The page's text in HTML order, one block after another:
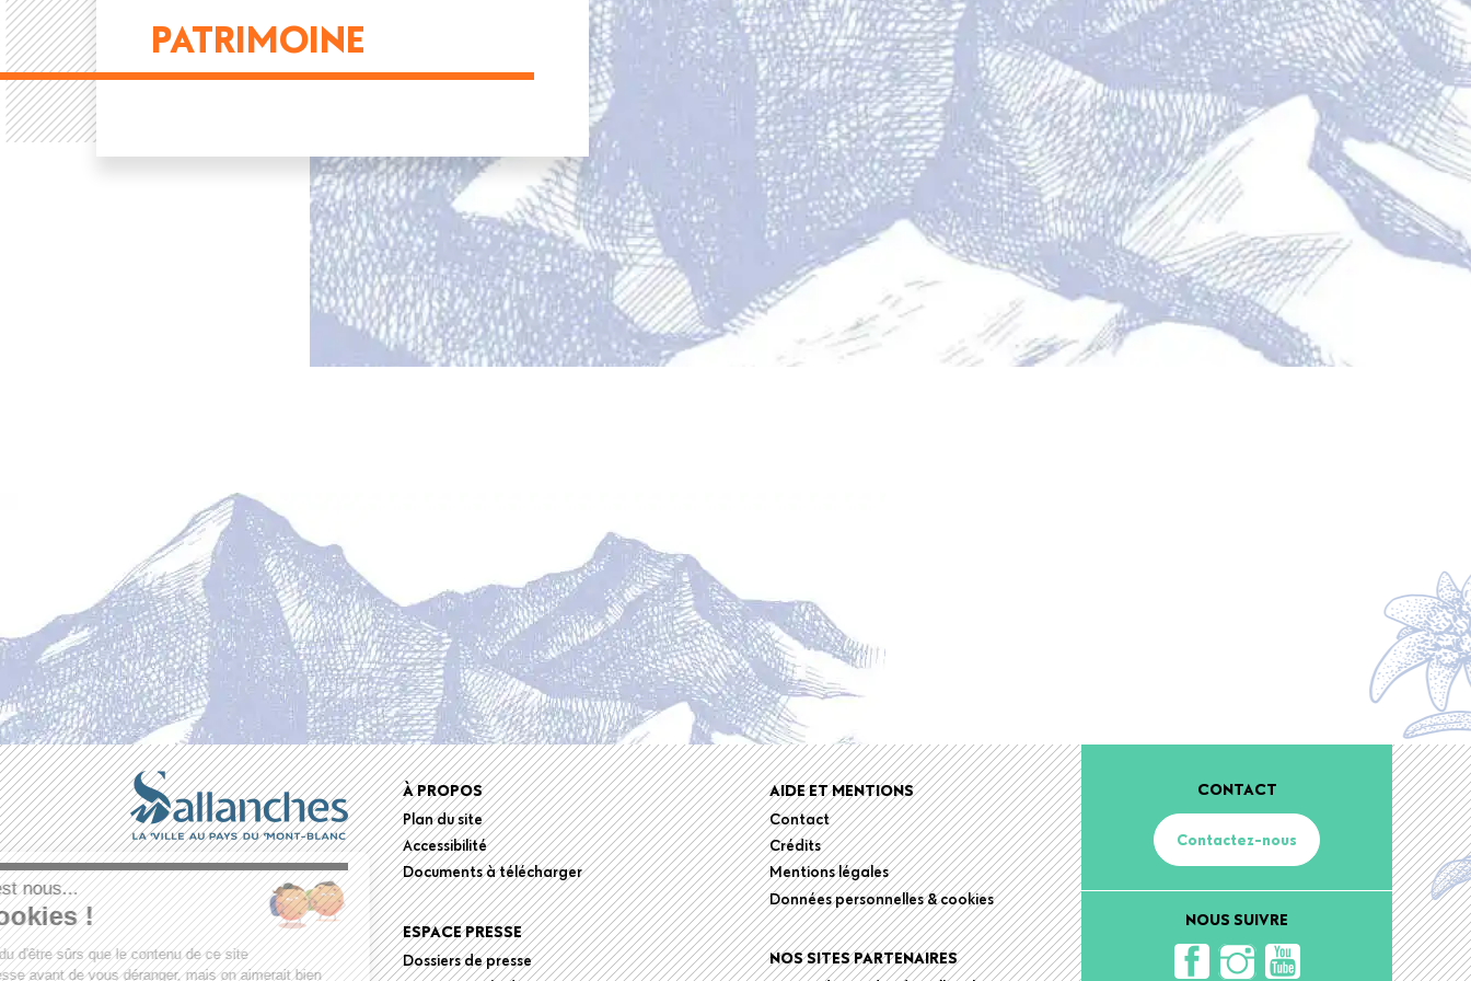
PATRIMOINE
CONTACT
Contactez-nous
NOUS SUIVRE
Footer
menu
À PROPOS
Plan du site
Accessibilité
Documents à télécharger
ESPACE PRESSE
Dossiers de presse
AIDE ET MENTIONS
Contact
Crédits
Mentions légales
Données personnelles & cookies
NOS SITES PARTENAIRES
Salut c'est nous...
les Cookies !
On a attendu d'être sûrs que le contenu de ce site
vous intéresse avant de vous déranger, mais on aimerait bien